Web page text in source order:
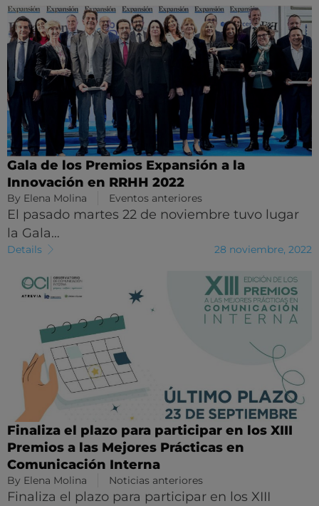
Gala de los Premios Expansión a la
Innovación en RRHH 2022
By Elena Molina Eventos anteriores
El pasado martes 22 de noviembre tuvo lugar
la Gala…
Details 28 noviembre, 2022
Finaliza el plazo para participar en los XIII
Premios a las Mejores Prácticas en
Comunicación Interna
By Elena Molina Noticias anteriores
Finaliza el plazo para participar en los XIII